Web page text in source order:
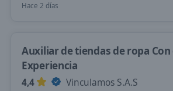
Hace 2 días
Auxiliar de tiendas de ropa Con
Experiencia
4,4
Vinculamos S.A.S